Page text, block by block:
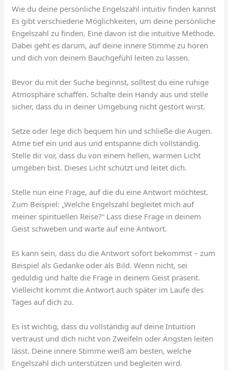
Wie du deine persönliche Engelszahl intuitiv finden kannst
Es gibt verschiedene Möglichkeiten, um deine persönliche
Engelszahl zu finden. Eine davon ist die intuitive Methode.
Dabei geht es darum, auf deine innere Stimme zu hören
und dich von deinem Bauchgefühl leiten zu lassen.
Bevor du mit der Suche beginnst, solltest du eine ruhige
Atmosphäre schaffen. Schalte dein Handy aus und stelle
sicher, dass du in deiner Umgebung nicht gestört wirst.
Setze oder lege dich bequem hin und schließe die Augen.
Atme tief ein und aus und entspanne dich vollständig.
Stelle dir vor, dass du von einem hellen, warmen Licht
umgeben bist. Dieses Licht schützt und leitet dich.
Stelle nun eine Frage, auf die du eine Antwort möchtest.
Zum Beispiel: „Welche Engelszahl begleitet mich auf
meiner spirituellen Reise?“ Lass diese Frage in deinem
Geist schweben und warte auf eine Antwort.
Es kann sein, dass du die Antwort sofort bekommst – zum
Beispiel als Gedanke oder als Bild. Wenn nicht, sei
geduldig und halte die Frage in deinem Geist präsent.
Vielleicht kommt die Antwort auch später im Laufe des
Tages auf dich zu.
Es ist wichtig, dass du vollständig auf deine Intuition
vertraust und dich nicht von Zweifeln oder Ängsten leiten
lässt. Deine innere Stimme weiß am besten, welche
Engelszahl dich unterstützen und begleiten wird.